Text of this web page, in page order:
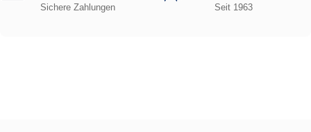
Sichere Zahlungen Seit 1963